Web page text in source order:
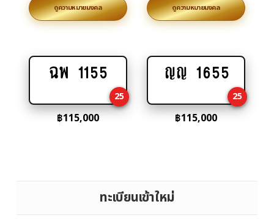
ดูความหมายมงคล ดูความหมายมงคล
Add
cart
ฉพ 1155
25
฿115,000
Add
cart
ญญ 1655
25
฿115,000
ทะเบียนเข้าใหม่